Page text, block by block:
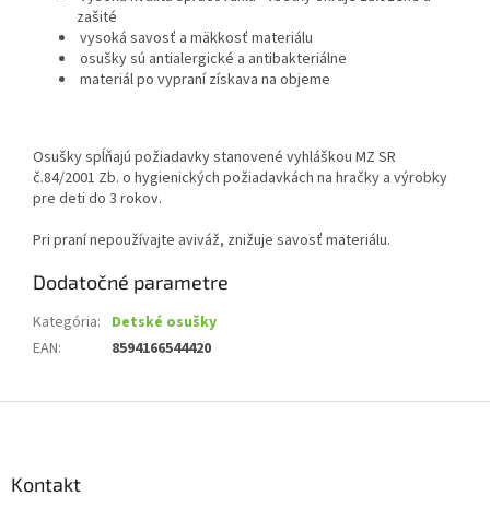
zašité
vysoká savosť a mäkkosť materiálu
osušky sú antialergické a antibakteriálne
materiál po vypraní získava na objeme
Osušky spĺňajú požiadavky stanovené vyhláškou MZ SR
č.84/2001 Zb. o hygienických požiadavkách na hračky a výrobky
pre deti do 3 rokov.
Pri praní nepoužívajte aviváž, znižuje savosť materiálu.
Dodatočné parametre
Kategória: Detské osušky
EAN: 8594166544420
Kontakt